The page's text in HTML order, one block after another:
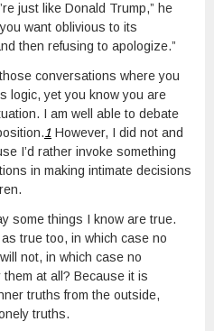
just like Donald Trump,” he
want oblivious to its
then refusing to apologize.”
conversations where you
logic, yet you know you are
I am well able to debate
1 However, I did not and
I’d rather invoke something
in making intimate decisions
some things I know are true.
true too, in which case no
not, in which case no
at all? Because it is
truths from the outside,
truths.